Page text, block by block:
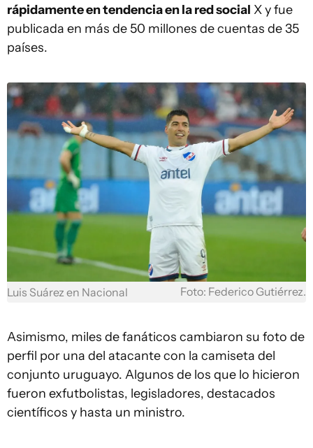
rápidamente en tendencia en la red social X y fue
publicada en más de 50 millones de cuentas de 35
países.
Luis Suárez en Nacional Foto: Federico Gutiérrez.
Asimismo, miles de fanáticos cambiaron su foto de
perfil por una del atacante con la camiseta del
conjunto uruguayo. Algunos de los que lo hicieron
fueron exfutbolistas, legisladores, destacados
científicos y hasta un ministro.